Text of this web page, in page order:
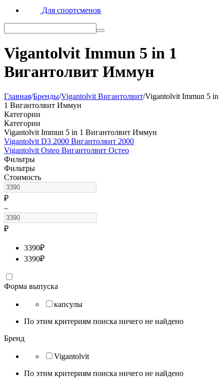
Для спортсменов
Vigantolvit Immun 5 in 1
Вигантолвит Иммун
Главная/Бренды/Vigantolvit Вигантолвит/Vigantolvit Immun 5 in
1 Вигантолвит Иммун
Категории
Категории
Vigantolvit Immun 5 in 1 Вигантолвит Иммун
Vigantolvit D3 2000 Вигантолвит 2000
Vigantolvit Osteo Вигантолвит Остео
Фильтры
Фильтры
Стоимость
₽
–
₽
3390₽
3390₽
Форма выпуска
капсулы
По этим критериям поиска ничего не найдено
Бренд
Vigantolvit
По этим критериям поиска ничего не найдено